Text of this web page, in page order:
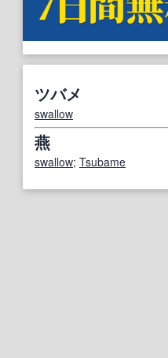
ツバメ
swallow
燕
swallow; Tsubame